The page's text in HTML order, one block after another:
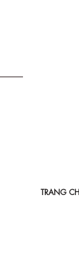
TRANG